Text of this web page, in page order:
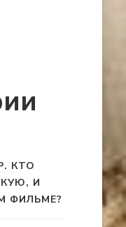
КТО
И
ФИЛЬМЕ?